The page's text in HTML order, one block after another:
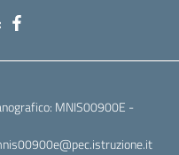
MNIS00900E -